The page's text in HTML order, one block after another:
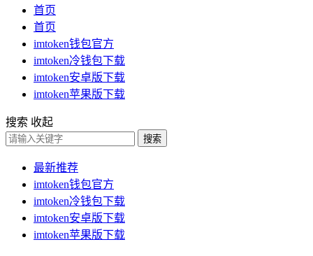
首页
首页
imtoken钱包官方
imtoken冷钱包下载
imtoken安卓版下载
imtoken苹果版下载
搜索 收起
搜索
最新推荐
imtoken钱包官方
imtoken冷钱包下载
imtoken安卓版下载
imtoken苹果版下载